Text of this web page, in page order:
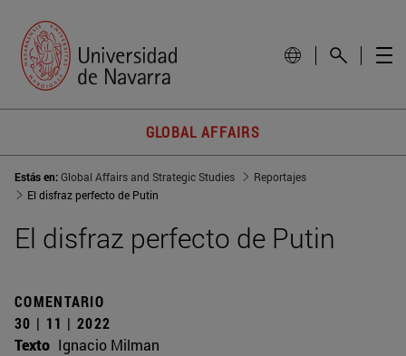
GLOBAL AFFAIRS
Estás en:Global Affairs and Strategic Studies
Reportajes
El disfraz perfecto de Putin
El disfraz perfecto de Putin
COMENTARIO
30 | 11 | 2022
Texto Ignacio Milman